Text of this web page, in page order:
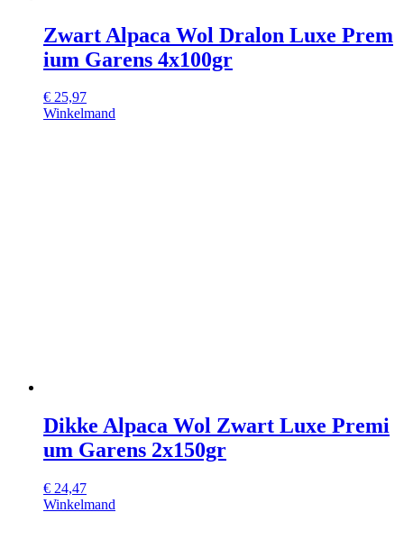
Zwart Alpaca Wol Dralon Luxe Prem
ium Garens 4x100gr
€ 25,97
Winkelmand
Dikke Alpaca Wol Zwart Luxe Premi
um Garens 2x150gr
€ 24,47
Winkelmand